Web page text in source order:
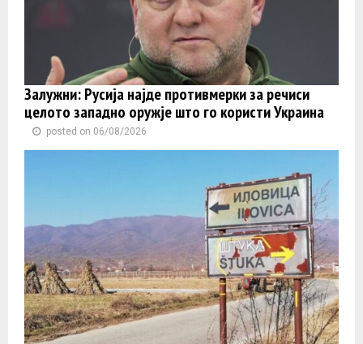
Залужни: Русија најде противмерки за речиси
целото западно оружје што го користи Украина
posted on 06/08/2026